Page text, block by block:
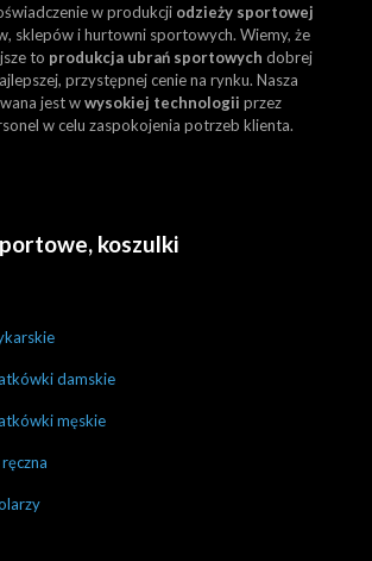
w produkcji odzieży sportowej
sklepów i hurtowni sportowych. Wiemy, że
to produkcja ubrań sportowych dobrej
przystępnej cenie na rynku. Nasza
jest wwysokiej technologii przez
w celu zaspokojenia potrzeb klienta.
koszulki
damskie
męskie